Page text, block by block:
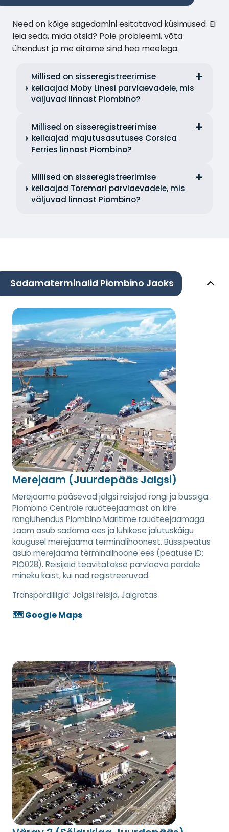
Need on kõige sagedamini esitatavad küsimused. Ei
leia seda, mida otsid? Pole probleemi, võta
ühendust ja me aitame sind hea meelega.
Millised on sisseregistreerimise
kellaajad Moby Linesi parvlaevadele, mis
väljuvad linnast Piombino?
Millised on sisseregistreerimise
kellaajad majutusasutuses Corsica
Ferries linnast Piombino?
Millised on sisseregistreerimise
kellaajad Toremari parvlaevadele, mis
väljuvad linnast Piombino?
Sadamaterminalid Piombino Jaoks
Merejaam (Juurdepääs Jalgsi)
Merejaama pääsevad jalgsi reisijad rongi ja bussiga.
Piombino Centrale raudteejaamast on kiire
rongiühendus Piombino Maritime raudteejaamaga.
Jaam asub sadama ees ja lühikese jalutuskäigu
kaugusel merejaama terminalihoonest. Bussipeatus
asub merejaama terminalihoone ees (peatuse ID:
PIO028). Reisijaid teavitatakse parvlaeva pardale
mineku kaist, kui nad registreeruvad.
Transpordiliigid: Jalgsi reisija, Jalgratas
🗺️ Google Maps